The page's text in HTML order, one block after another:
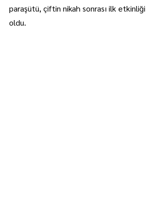
paraşütü, çiftin nikah sonrası ilk etkinliği
oldu.